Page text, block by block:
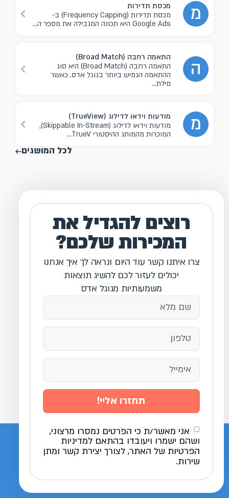
מ
מכסת תדירות
מכסת תדירות (Frequency Capping) ב-
Google Ads היא תכונה המגבילה את מספר ה...
ה
התאמה רחבה (Broad Match)
התאמה רחבה (Broad Match) היא סוג
ההתאמה הגמיש ביותר בגוגל אדס. כאשר
מילת...
מ
מודעות וידאו לדילוג (TrueView)
מודעות וידאו לדילוג (Skippable In-Stream),
המוכרות מהמותג ההיסטורי TrueV...
לכל המושגים
רוצים להגדיל את
המכירות שלכם?
צרו איתנו קשר עוד היום ונראה לך איך אנחנו
יכולים לעזור לכם להשיג תוצאות
משמעותיות מגוגל אדס
אני מאשר/ת כי הפרטים נמסרו מרצוני,
ושהם ישמרו ויעובדו בהתאם למדיניות
הפרטיות של האתר, לצורך יצירת קשר ומתן
שירות.
תחזרו אליי!